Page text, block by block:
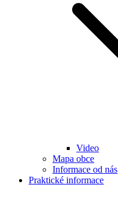
Video
Mapa obce
Informace od nás
Praktické informace